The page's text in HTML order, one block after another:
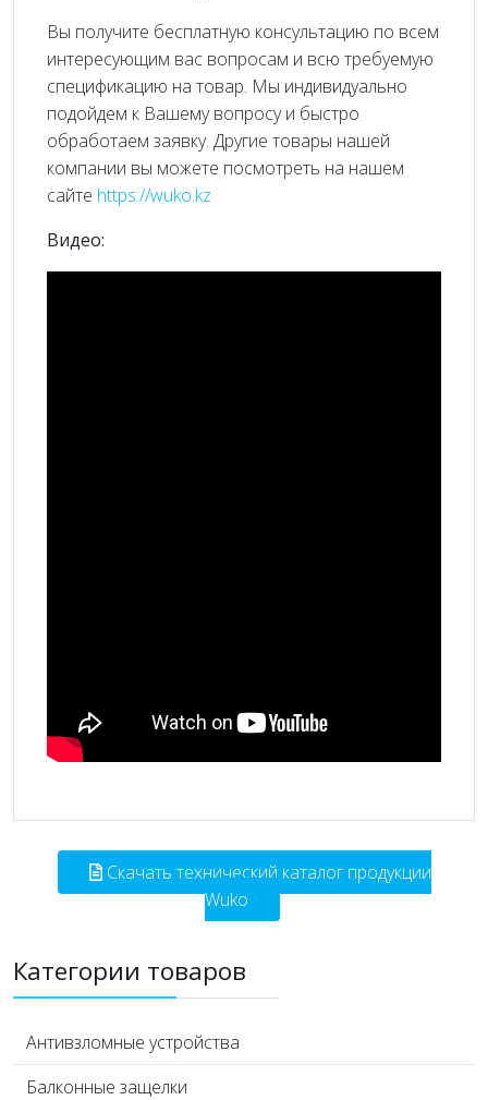
Вы получите бесплатную консультацию по всем
интересующим вас вопросам и всю требуемую
спецификацию на товар. Мы индивидуально
подойдем к Вашему вопросу и быстро
обработаем заявку. Другие товары нашей
компании вы можете посмотреть на нашем
сайте https://wuko.kz
Видео:
Скачать технический каталог продукции
Wuko
Категории товаров
Антивзломные устройства
Балконные защелки